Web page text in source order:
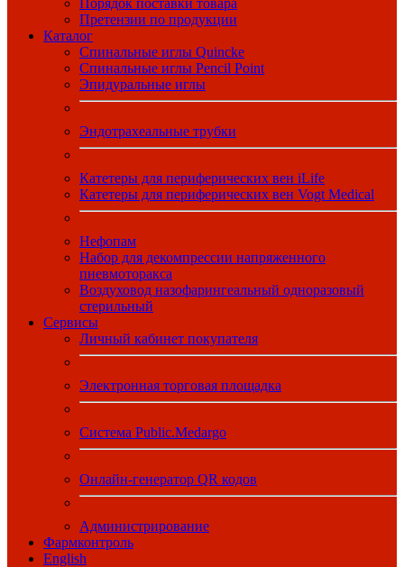
Порядок поставки товара
Претензии по продукции
Каталог
Спинальные иглы Quincke
Спинальные иглы Pencil Point
Эпидуральные иглы
Эндотрахеальные трубки
Катетеры для периферических вен iLife
Катетеры для периферических вен Vogt Medical
Нефопам
Набор для декомпрессии напряженного
пневмоторакса
Воздуховод назофарингеальный одноразовый
стерильный
Сервисы
Личный кабинет покупателя
Электронная торговая площадка
Система Public.Medargo
Онлайн-генератор QR кодов
Администрирование
Фармконтроль
English